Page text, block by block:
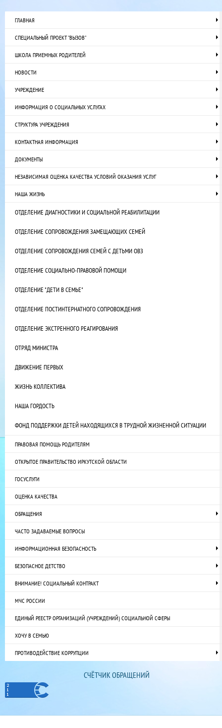
ГЛАВНАЯ
СПЕЦИАЛЬНЫЙ ПРОЕКТ "ВЫЗОВ"
ШКОЛА ПРИЕМНЫХ РОДИТЕЛЕЙ
НОВОСТИ
УЧРЕЖДЕНИЕ
ИНФОРМАЦИЯ О СОЦИАЛЬНЫХ УСЛУГАХ
СТРУКТУРА УЧРЕЖДЕНИЯ
КОНТАКТНАЯ ИНФОРМАЦИЯ
ДОКУМЕНТЫ
НЕЗАВИСИМАЯ ОЦЕНКА КАЧЕСТВА УСЛОВИЙ ОКАЗАНИЯ УСЛУГ
НАША ЖИЗНЬ
ОТДЕЛЕНИЕ ДИАГНОСТИКИ И СОЦИАЛЬНОЙ РЕАБИЛИТАЦИИ
ОТДЕЛЕНИЕ СОПРОВОЖДЕНИЯ ЗАМЕЩАЮЩИХ СЕМЕЙ
ОТДЕЛЕНИЕ СОПРОВОЖДЕНИЯ СЕМЕЙ С ДЕТЬМИ ОВЗ
ОТДЕЛЕНИЕ СОЦИАЛЬНО-ПРАВОВОЙ ПОМОЩИ
ОТДЕЛЕНИЕ "ДЕТИ В СЕМЬЕ"
ОТДЕЛЕНИЕ ПОСТИНТЕРНАТНОГО СОПРОВОЖДЕНИЯ
ОТДЕЛЕНИЕ ЭКСТРЕННОГО РЕАГИРОВАНИЯ
ОТРЯД МИНИСТРА
ДВИЖЕНИЕ ПЕРВЫХ
ЖИЗНЬ КОЛЛЕКТИВА
НАША ГОРДОСТЬ
ФОНД ПОДДЕРЖКИ ДЕТЕЙ НАХОДЯЩИХСЯ В ТРУДНОЙ ЖИЗНЕННОЙ СИТУАЦИИ
ПРАВОВАЯ ПОМОЩЬ РОДИТЕЛЯМ
ОТКРЫТОЕ ПРАВИТЕЛЬСТВО ИРКУТСКОЙ ОБЛАСТИ
ГОСУСЛУГИ
ОЦЕНКА КАЧЕСТВА
ОБРАЩЕНИЯ
ЧАСТО ЗАДАВАЕМЫЕ ВОПРОСЫ
ИНФОРМАЦИОННАЯ БЕЗОПАСНОСТЬ
БЕЗОПАСНОЕ ДЕТСТВО
ВНИМАНИЕ! СОЦИАЛЬНЫЙ КОНТРАКТ
МЧС РОССИИ
ЕДИНЫЙ РЕЕСТР ОРГАНИЗАЦИЙ (УЧРЕЖДЕНИЙ) СОЦИАЛЬНОЙ СФЕРЫ
ХОЧУ В СЕМЬЮ
ПРОТИВОДЕЙСТВИЕ КОРРУПЦИИ
СЧЁТЧИК ОБРАЩЕНИЙ